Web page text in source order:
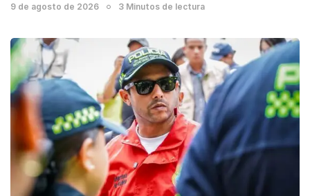
9 de agosto de 2026 3 Minutos de lectura